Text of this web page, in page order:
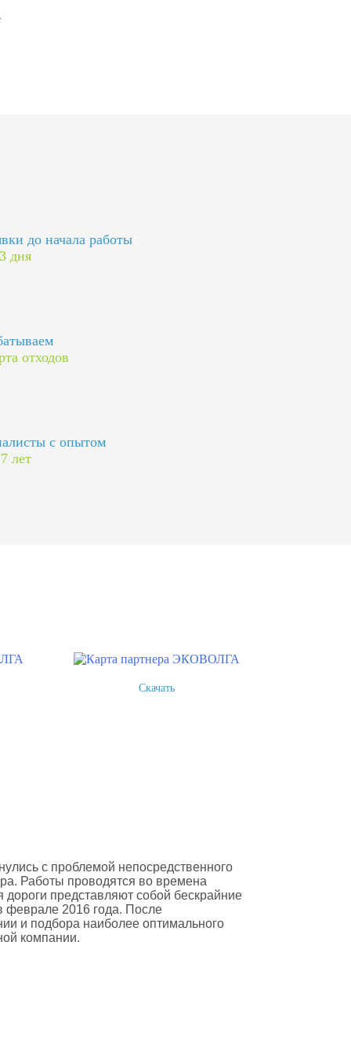
до начала работы
дня
отходов
с опытом
лет
Скачать
с проблемой непосредственного
Работы проводятся во времена
дороги представляют собой бескрайние
феврале 2016 года. После
и подбора наиболее оптимального
компании.